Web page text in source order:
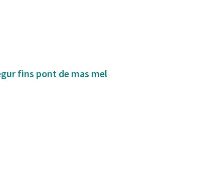
fins pont de mas mel